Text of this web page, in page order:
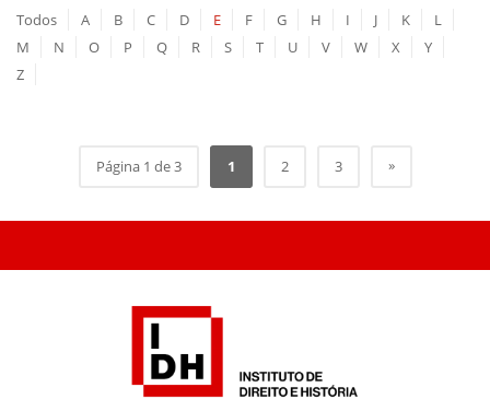
Todos A B C D E F G H I J K
L
M
N O P Q R S T U V W X
Y
Z
Página 1 de 3 1 2 3 »